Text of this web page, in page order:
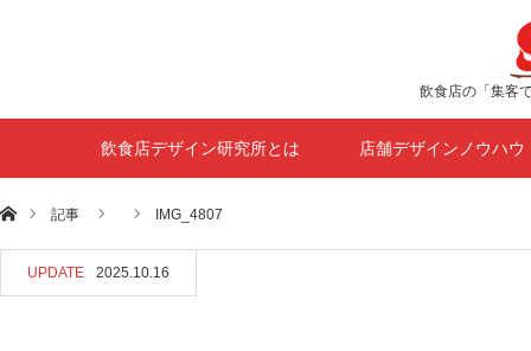
飲食店の「集客
飲食店デザイン研究所とは 店舗デザインノウハウ
ホーム記事 IMG_4807
UPDATE 2025.10.16